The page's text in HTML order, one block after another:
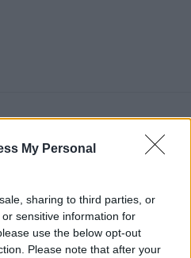
My Personal
sharing to third parties, or
sensitive information for
use the below opt-out
Please note that after your
Google